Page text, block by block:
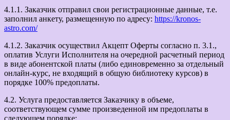
4.1.1. Заказчик отправил свои регистрационные данные, т.е.
заполнил анкету, размещенную по адресу: https://kronos-
astro.com/
4.1.2. Заказчик осуществил Акцепт Оферты согласно п. 3.1.,
оплатив Услуги Исполнителя на очередной расчетный период
в виде абонентской платы (либо единовременно за отдельный
онлайн-курс, не входящий в общую библиотеку курсов) в
порядке 100% предоплаты.
4.2. Услуга предоставляется Заказчику в объеме,
соответствующем сумме произведенной им предоплаты в
следующем порядке: